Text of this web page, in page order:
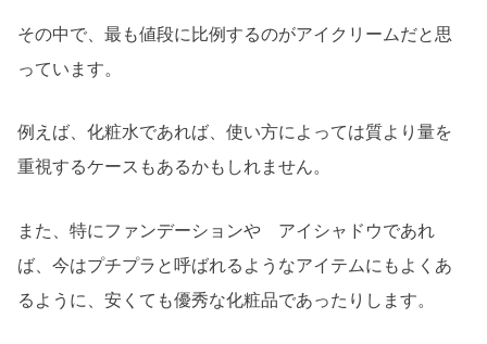
その中で、最も値段に比例するのがアイクリームだと思
っています。
例えば、化粧水であれば、使い方によっては質より量を
重視するケースもあるかもしれません。
また、特にファンデーションや アイシャドウであれ
ば、今はプチプラと呼ばれるようなアイテムにもよくあ
るように、安くても優秀な化粧品であったりします。